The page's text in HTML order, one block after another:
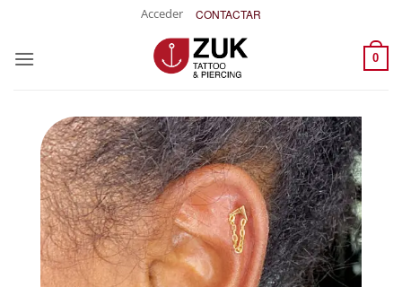
contenido
Acceder CONTACTAR
0